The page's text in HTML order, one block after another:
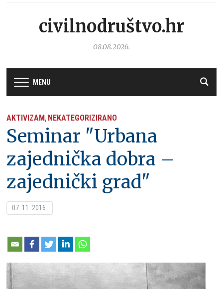
civilnodruštvo.hr
08.08.2026.
MENU
AKTIVIZAM, NEKATEGORIZIRANO
Seminar "Urbana
zajednička dobra –
zajednički grad"
07. 11. 2016.